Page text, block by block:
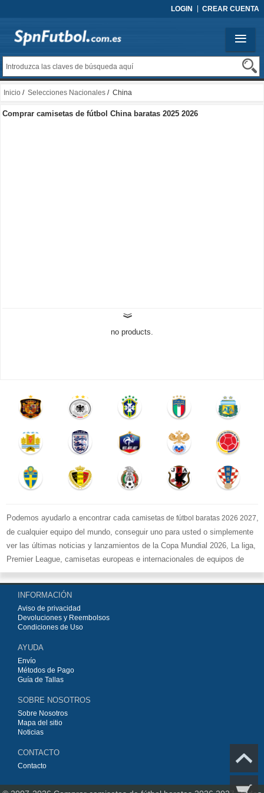
LOGIN CREAR CUENTA
Inicio / Selecciones Nacionales / China
Comprar camisetas de fútbol China baratas 2025 2026
no products.
Podemos ayudarlo a encontrar cada camisetas de fútbol baratas 2026 2027,
de cualquier equipo del mundo, conseguir uno para usted o simplemente
ver las últimas noticias y lanzamientos de la Copa Mundial 2026, La liga,
Premier League, camisetas europeas e internacionales de equipos de
fútbol y kits.
Comprecamisetas de fútbol baratas replicasen la tienda deportiva
más grande de Europa. ¡Grandes ofertas en todas las camisetas del club
de fútbol, ​​kits europeos e internacionales, todo a los precios más bajos!
Compre nuestra gran selección de
INFORMACIÓN
Aviso de privacidad
Devoluciones y Reembolsos
Condiciones de Uso
AYUDA
Envío
Métodos de Pago
Guía de Tallas
SOBRE NOSOTROS
Sobre Nosotros
Mapa del sitio
Noticias
CONTACTO
Contacto